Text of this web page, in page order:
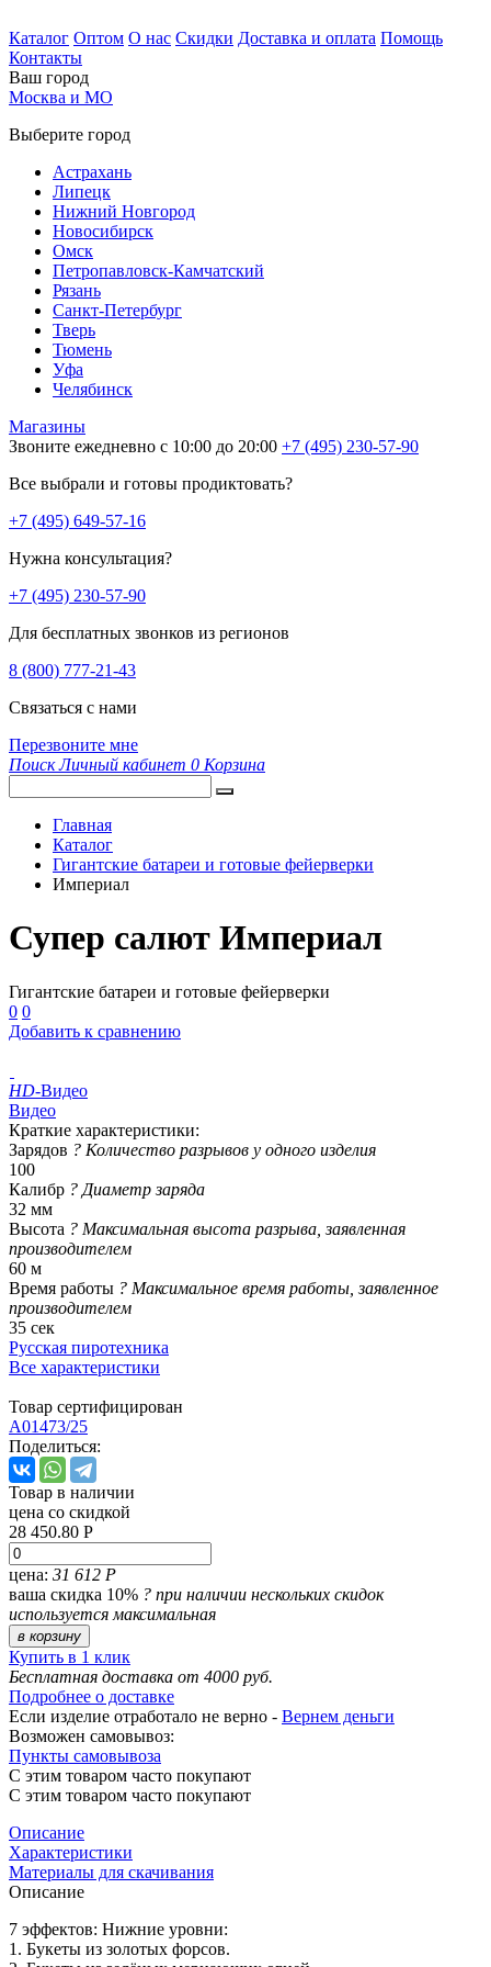
Каталог Оптом О нас Скидки Доставка и оплата Помощь
Контакты
Ваш город
Москва и МО
Выберите город
Астрахань
Липецк
Нижний Новгород
Новосибирск
Омск
Петропавловск-Камчатский
Рязань
Санкт-Петербург
Тверь
Тюмень
Уфа
Челябинск
Магазины
Звоните ежедневно с 10:00 до 20:00 +7 (495) 230-57-90
Все выбрали и готовы продиктовать?
+7 (495) 649-57-16
Нужна консультация?
+7 (495) 230-57-90
Для бесплатных звонков из регионов
8 (800) 777-21-43
Связаться с нами
Перезвоните мне
Поиск Личный кабинет 0 Корзина
Главная
Каталог
Гигантские батареи и готовые фейерверки
Империал
Супер салют Империал
Гигантские батареи и готовые фейерверки
0 0
Добавить к сравнению
HD-Видео
Видео
Краткие характеристики:
Зарядов ? Количество разрывов у одного изделия
100
Калибр ? Диаметр заряда
32 мм
Высота ? Максимальная высота разрыва, заявленная
производителем
60 м
Время работы ? Максимальное время работы, заявленное
производителем
35 сек
Русская пиротехника
Все характеристики
Товар сертифицирован
A01473/25
Поделиться:
Товар в наличии
цена со скидкой
28 450.80 Р
цена: 31 612 Р
ваша скидка 10% ? при наличии нескольких скидок
используется максимальная
в корзину
Купить в 1 клик
Бесплатная доставка от 4000 руб.
Подробнее о доставке
Если изделие отработало не верно - Вернем деньги
Возможен самовывоз:
Пункты самовывоза
С этим товаром часто покупают
С этим товаром часто покупают
Описание
Характеристики
Материалы для скачивания
Описание
7 эффектов: Нижние уровни:
1. Букеты из золотых форсов.